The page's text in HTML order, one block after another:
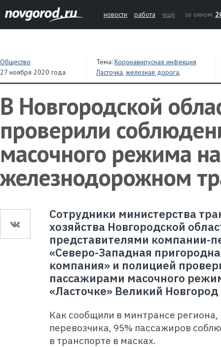
новости работа ещё за окном:
Общество
27 ноября 2020 года
Тема: Коронавирусная инфекция
Ласточка, железная дорога,
коронавирус
В Новгородской
проверили
масочного режима на
железнодорожном
Сотрудники министерства
хозяйства Новгородской
представителями компании-
«Северо-Западная
компания» и полицией
пассажирами масочного
«Ласточке» Великий
Как сообщили в минтрансе региона,
перевозчика, 95% пассажиров
в транспорте в масках.